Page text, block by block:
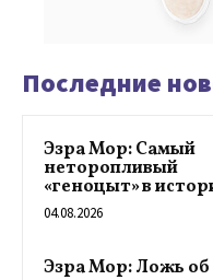
Последние
Эзра Мор: Самый
неторопливый
«геноцыт» в
04.08.2026
Эзра Мор: Ложь об